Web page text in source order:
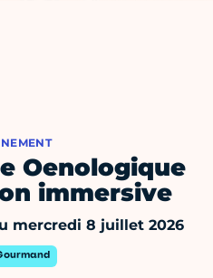
Oenologique
immersive
mercredi 8 juillet 2026